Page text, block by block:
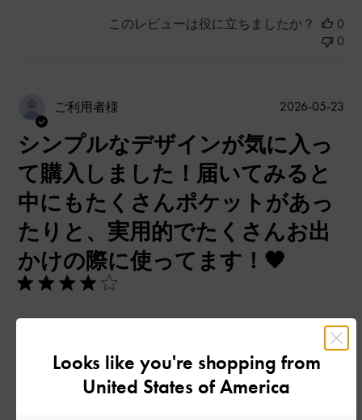
このレビューは役に立ちましたか？
0
0
ご利用者様
シンプルなデザインが気に入っ
て購入しました！届いてみると
中にもたくさんポケットがあっ
たりと、実用的でたくさんお出
かけの際に使ってます！🖤
シンプルなデザインが気に入って購入しました！届いてみると
中にもたくさんポケットがあったりと、実用的でたくさんお出
かけの際に使ってます！🖤
その他（シューズ以外） |カラー: ホワイト系
公
2026-05-23
Looks like you're shopping from
United States of America